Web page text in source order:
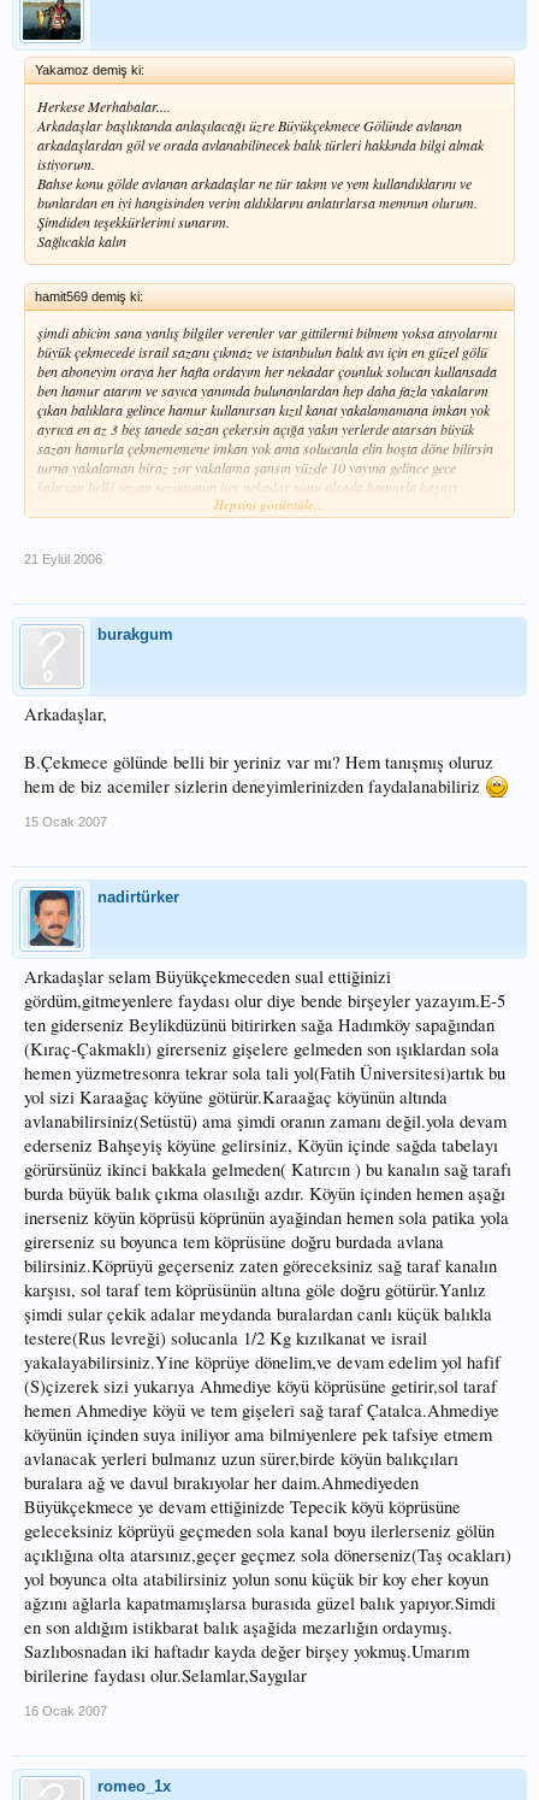
Yakamoz demiş ki:
Herkese Merhabalar....
Arkadaşlar başlıktanda anlaşılacağı üzre Büyükçekmece Gölünde avlanan
arkadaşlardan göl ve orada avlanabilinecek balık türleri hakkında bilgi almak
istiyorum.
Bahse konu gölde avlanan arkadaşlar ne tür takım ve yem kullandıklarını ve
bunlardan en iyi hangisinden verim aldıklarını anlatırlarsa memnun olurum.
Şimdiden teşekkürlerimi sunarım.
Sağlıcakla kalın
hamit569 demiş ki:
şimdi abicim sana yanlış bilgiler verenler var gittilermi bilmem yoksa atıyolarmı
büyük çekmecede israil sazanı çıkmaz ve istanbulun balık avı için en güzel gölü
ben aboneyim oraya her hafta ordayım her nekadar çounluk solucan kullansada
ben hamur atarım ve sayıca yanımda bulunanlardan hep daha fazla yakalarım
çıkan balıklara gelince hamur kullanırsan kızıl kanat yakalamamana imkan yok
ayrıca en az 3 beş tanede sazan çekersin açığa yakın yerlerde atarsan büyük
sazan hamurla çekmememene imkan yok ama solucanla elin boşta döne bilirsin
turna yakalaman biraz zor yakalama şansın yüzde 10 yayına gelince gece
kalırsan belki sazan sezonunun her nekadar sonu olsada hamurla başarı
sağlarsın 17 yıllık balıkcılık hayatımda sazanın nasıl yakalanıcanı çok test ettim
la iş görürsün sazanın en fazla çıkarabileceğin büyüklüğü yüzde 90 2 yada 2,5
büyütme benden bukadar
Hepsini görüntüle...
21 Eylül 2006
burakgum
Arkadaşlar,
B.Çekmece gölünde belli bir yeriniz var mı? Hem tanışmış oluruz
hem de biz acemiler sizlerin deneyimlerinizden faydalanabiliriz
15 Ocak 2007
nadirtürker
Arkadaşlar selam Büyükçekmeceden sual ettiğinizi
gördüm,gitmeyenlere faydası olur diye bende birşeyler yazayım.E-5
ten giderseniz Beylikdüzünü bitirirken sağa Hadımköy sapağından
(Kıraç-Çakmaklı) girerseniz gişelere gelmeden son ışıklardan sola
hemen yüzmetresonra tekrar sola tali yol(Fatih Üniversitesi)artık bu
yol sizi Karaağaç köyüne götürür.Karaağaç köyünün altında
avlanabilirsiniz(Setüstü) ama şimdi oranın zamanı değil.yola devam
ederseniz Bahşeyiş köyüne gelirsiniz, Köyün içinde sağda tabelayı
görürsünüz ikinci bakkala gelmeden( Katırcın ) bu kanalın sağ tarafı
burda büyük balık çıkma olasılığı azdır. Köyün içinden hemen aşağı
inerseniz köyün köprüsü köprünün ayağindan hemen sola patika yola
girerseniz su boyunca tem köprüsüne doğru burdada avlana
bilirsiniz.Köprüyü geçerseniz zaten göreceksiniz sağ taraf kanalın
karşısı, sol taraf tem köprüsünün altına göle doğru götürür.Yanlız
şimdi sular çekik adalar meydanda buralardan canlı küçük balıkla
testere(Rus levreği) solucanla 1/2 Kg kızılkanat ve israil
yakalayabilirsiniz.Yine köprüye dönelim,ve devam edelim yol hafif
(S)çizerek sizi yukarıya Ahmediye köyü köprüsüne getirir,sol taraf
hemen Ahmediye köyü ve tem gişeleri sağ taraf Çatalca.Ahmediye
köyünün içinden suya iniliyor ama bilmiyenlere pek tafsiye etmem
avlanacak yerleri bulmanız uzun sürer,birde köyün balıkçıları
buralara ağ ve davul bırakıyolar her daim.Ahmediyeden
Büyükçekmece ye devam ettiğinizde Tepecik köyü köprüsüne
geleceksiniz köprüyü geçmeden sola kanal boyu ilerlerseniz gölün
açıklığına olta atarsınız,geçer geçmez sola dönerseniz(Taş ocakları)
yol boyunca olta atabilirsiniz yolun sonu küçük bir koy eher koyun
ağzını ağlarla kapatmamışlarsa burasıda güzel balık yapıyor.Simdi
en son aldığım istikbarat balık aşağida mezarlığın ordaymış.
Sazlıbosnadan iki haftadır kayda değer birşey yokmuş.Umarım
birilerine faydası olur.Selamlar,Saygılar
16 Ocak 2007
romeo_1x